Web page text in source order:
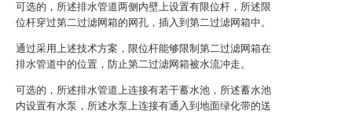
可选的，所述排水管道两侧内壁上设置有限位杆，所述限
位杆穿过第二过滤网箱的网孔，插入到第二过滤网箱中。
通过采用上述技术方案，限位杆能够限制第二过滤网箱在
排水管道中的位置，防止第二过滤网箱被水流冲走。
可选的，所述排水管道上连接有若干蓄水池，所述蓄水池
内设置有水泵，所述水泵上连接有通入到地面绿化带的送